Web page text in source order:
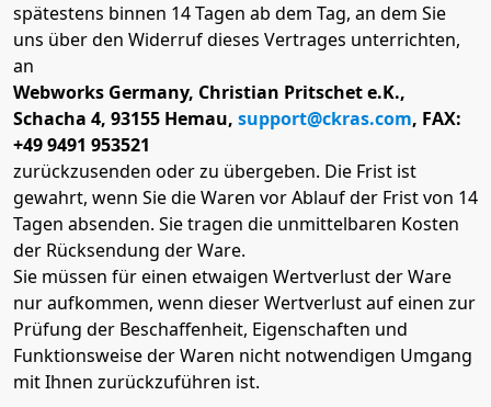
spätestens binnen 14 Tagen ab dem Tag, an dem Sie
uns über den Widerruf dieses Vertrages unterrichten,
an
Webworks Germany, Christian Pritschet e.K.,
Schacha 4, 93155 Hemau, support@ckras.com, FAX:
+49 9491 953521
zurückzusenden oder zu übergeben. Die Frist ist
gewahrt, wenn Sie die Waren vor Ablauf der Frist von 14
Tagen absenden. Sie tragen die unmittelbaren Kosten
der Rücksendung der Ware.
Sie müssen für einen etwaigen Wertverlust der Ware
nur aufkommen, wenn dieser Wertverlust auf einen zur
Prüfung der Beschaffenheit, Eigenschaften und
Funktionsweise der Waren nicht notwendigen Umgang
mit Ihnen zurückzuführen ist.